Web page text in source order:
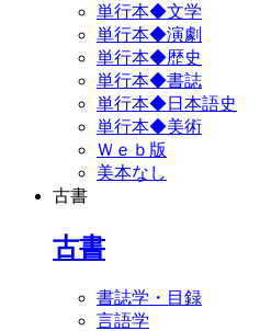
単行本◆文学
単行本◆演劇
単行本◆歴史
単行本◆書誌
単行本◆日本語史
単行本◆美術
Ｗｅｂ版
美本なし
古書
古書
書誌学・目録
言語学